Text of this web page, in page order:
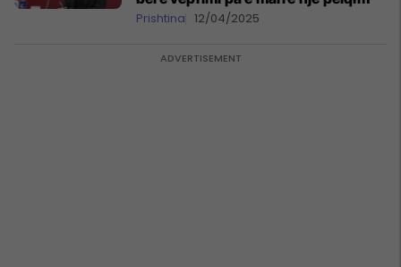
Prishtina 12/04/2025